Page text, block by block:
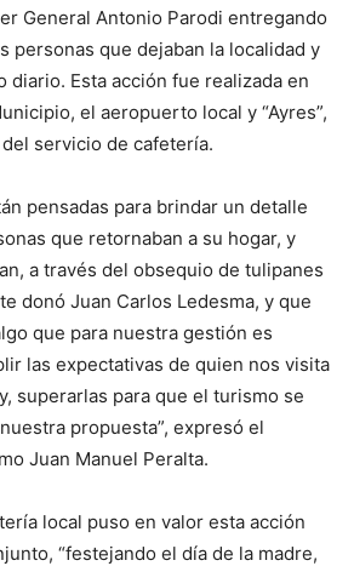
General Antonio Parodi entregando
personas que dejaban la localidad y
diario. Esta acción fue realizada en
el aeropuerto local y “Ayres”,
servicio de cafetería.
pensadas para brindar un detalle
que retornaban a su hogar, y
a través del obsequio de tulipanes
donó Juan Carlos Ledesma, y que
que para nuestra gestión es
las expectativas de quien nos visita
superarlas para que el turismo se
propuesta”, expresó el
Juan Manuel Peralta.
local puso en valor esta acción
“festejando el día de la madre,